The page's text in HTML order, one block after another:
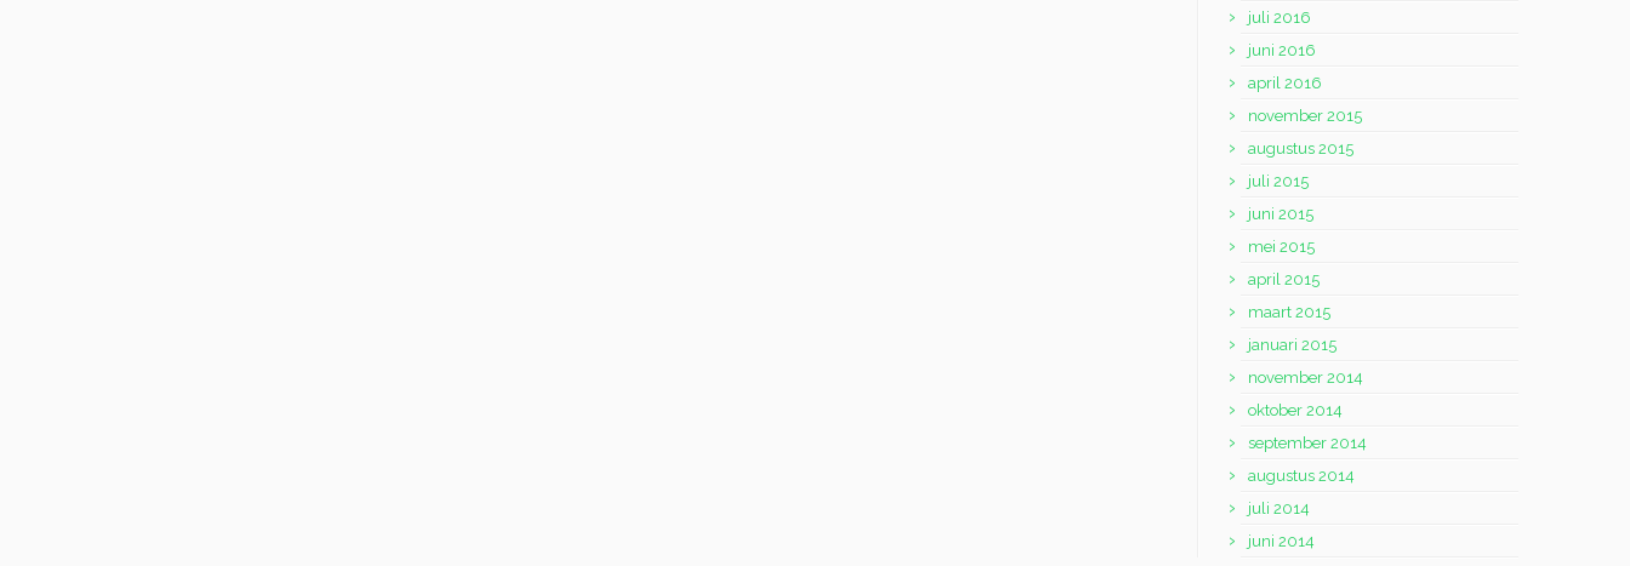
juli 2016
juni 2016
april 2016
november 2015
augustus 2015
juli 2015
juni 2015
mei 2015
april 2015
maart 2015
januari 2015
november 2014
oktober 2014
september 2014
augustus 2014
juli 2014
juni 2014